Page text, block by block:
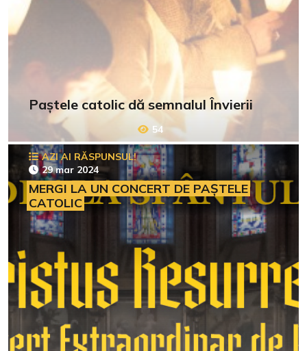
Paștele catolic dă semnalul Învierii
54
AZI AI RĂSPUNSUL!
29 mar 2024
MERGI LA UN CONCERT DE PAȘTELE
CATOLIC